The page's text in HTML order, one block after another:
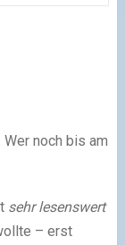
noch bis am
sehr lesenswert
– erst